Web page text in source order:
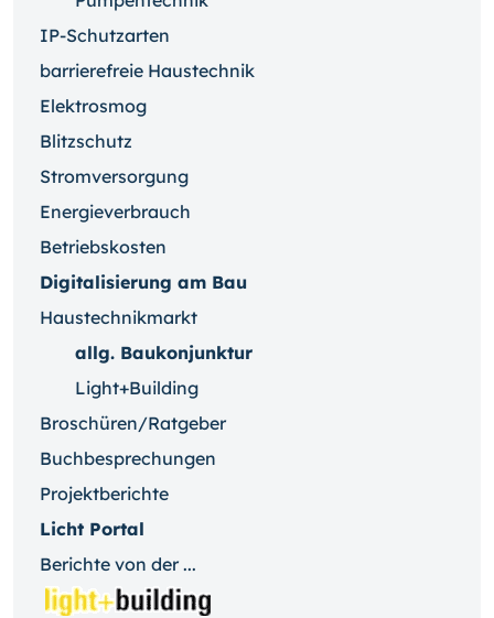
IP-Schutzarten
barrierefreie Haustechnik
Elektrosmog
Blitzschutz
Stromversorgung
Energieverbrauch
Betriebskosten
Digitalisierung am Bau
Haustechnikmarkt
allg. Baukonjunktur
Light+Building
Broschüren/Ratgeber
Buchbesprechungen
Projektberichte
Licht Portal
Berichte von der ...